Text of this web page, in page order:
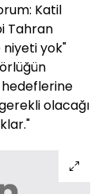
Katil
Tahran
yok"
olacağı